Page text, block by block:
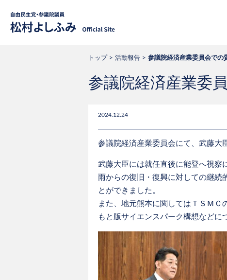
トップ 活動報告 参議院経済産業委員会での
参議院経済産業委
2024.12.24
参議院経済産業委員会にて、武藤大
武藤大臣には就任直後に能登へ視察
雨からの復旧・復興に対しての継続
とができました。
また、地元熊本に関してはＴＳＭＣ
もと版サイエンスパーク構想などに